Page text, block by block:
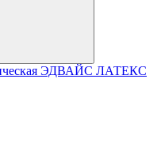
ЭДВАЙС ЛАТЕКС